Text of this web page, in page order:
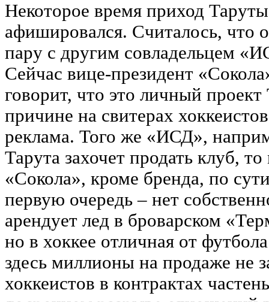
Некоторое время приход
афишировался. Считалось, что
пару с другим совладельцем
Сейчас вице-президент
говорит, что это личный
причине на свитерах
реклама. Того же «ИСД»,
Тарута захочет продать клуб,
«Сокола», кроме бренда, по
первую очередь – нет
арендует лед в броварском
но в хоккее отличная от
здесь миллионы на продаже не
хоккеистов в контрактах